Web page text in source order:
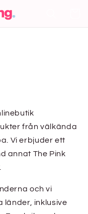
från välkända
Vi erbjuder ett
annat The Pink
och vi
länder, inklusive